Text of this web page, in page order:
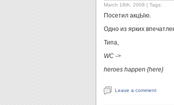
March 18th, 2008 | Tags:
Посетил акцЫю.
Одно из ярких
Типа,
WC ->
heroes happen {here}
Leave a comment